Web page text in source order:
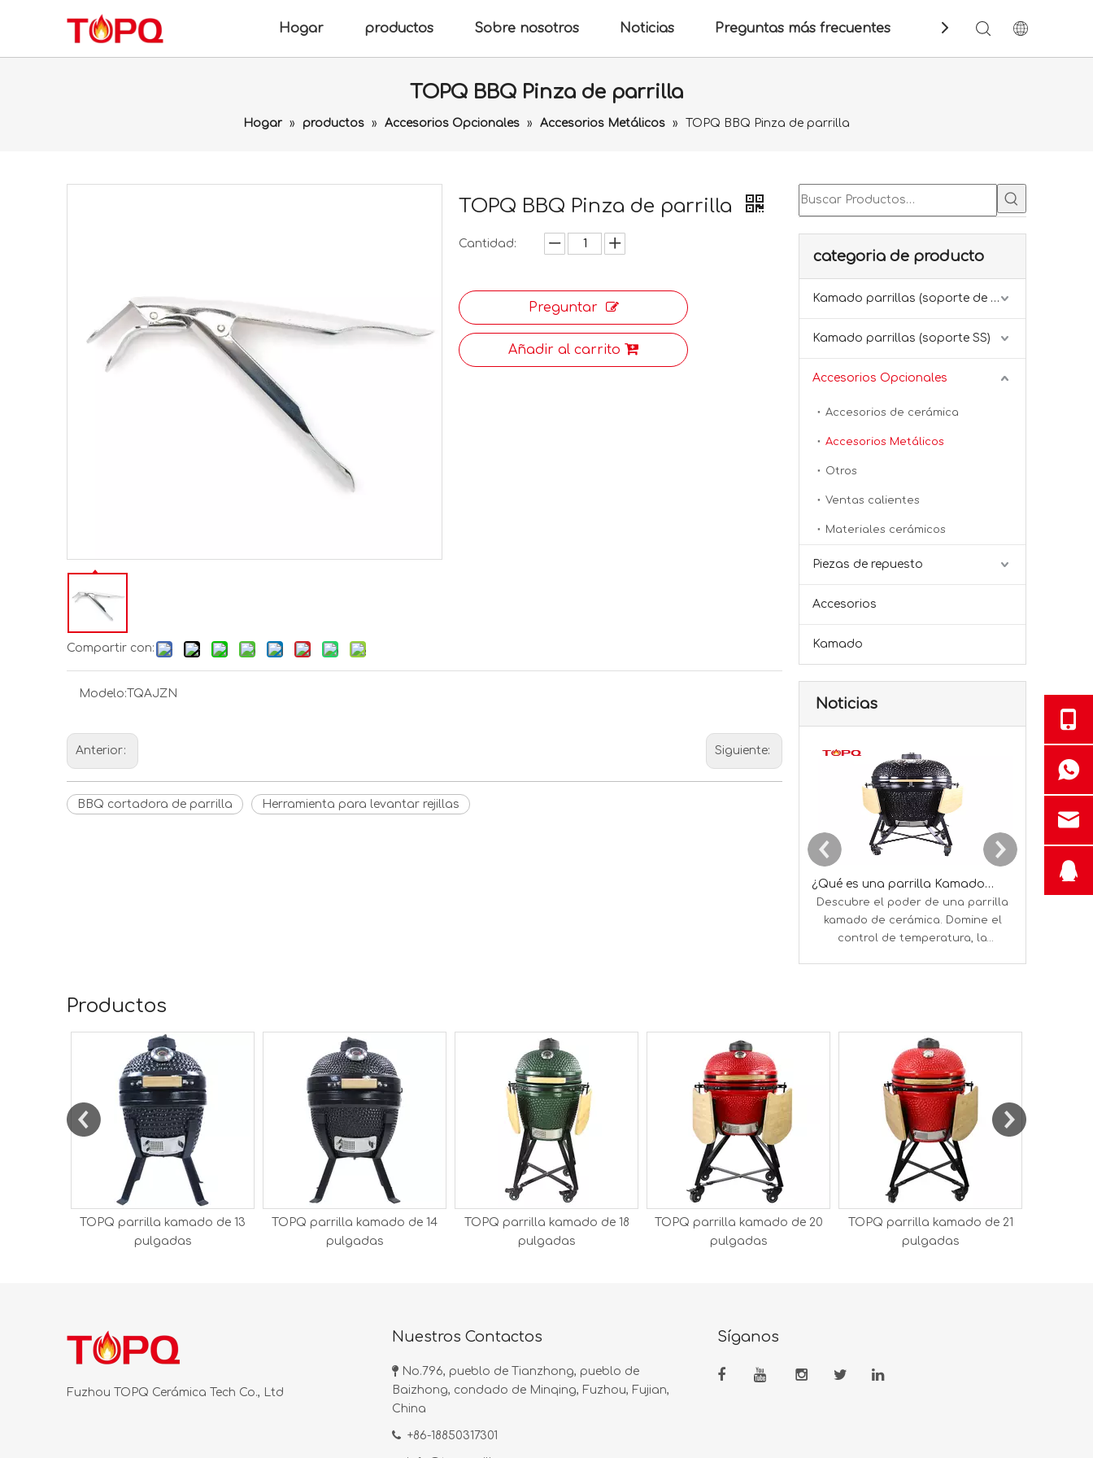
Hogar productos Sobre nosotros Noticias Preguntas más frecuentes Contáctenos
TOPQ BBQ Pinza de parrilla
Hogar » productos » Accesorios Opcionales » Accesorios Metálicos » TOPQ BBQ Pinza de parrilla
Compartir con:
TOPQ BBQ Pinza de parrilla
Cantidad:
Preguntar
Añadir al carrito
Modelo: TQAJZN
Anterior: Siguiente:
BBQ cortadora de parrilla Herramienta para levantar rejillas
categoria de producto
Kamado parrillas (soporte de hierro)
Kamado parrillas (soporte SS)
Accesorios Opcionales
Accesorios de cerámica
Accesorios Metálicos
Otros
Ventas calientes
Materiales cerámicos
Piezas de repuesto
Accesorios
Kamado
Noticias
¿Qué es una parrilla Kamado y cómo funciona?
Descubre el poder de una parrilla
kamado de cerámica. Domine el
control de temperatura, la
Productos
TOPQ parrilla kamado de 13
pulgadas
TOPQ parrilla kamado de 14
pulgadas
TOPQ parrilla kamado de 18
pulgadas
TOPQ parrilla kamado de 20
pulgadas
TOPQ parrilla kamado de 21
pulgadas
Fuzhou TOPQ Cerámica Tech Co., Ltd
Nuestros Contactos
 No.796, pueblo de Tianzhong, pueblo de
Baizhong, condado de Minqing, Fuzhou, Fujian,
China
 +86-18850317301
Síganos
    